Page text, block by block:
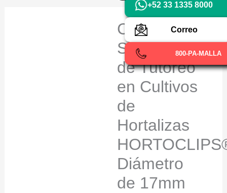
Clip para
Sistemas
de Tutoreo
en Cultivos
de
Hortalizas
Diámetro
de 17mm
+52 33 1335 8000
Correo
800-PA-MALLA